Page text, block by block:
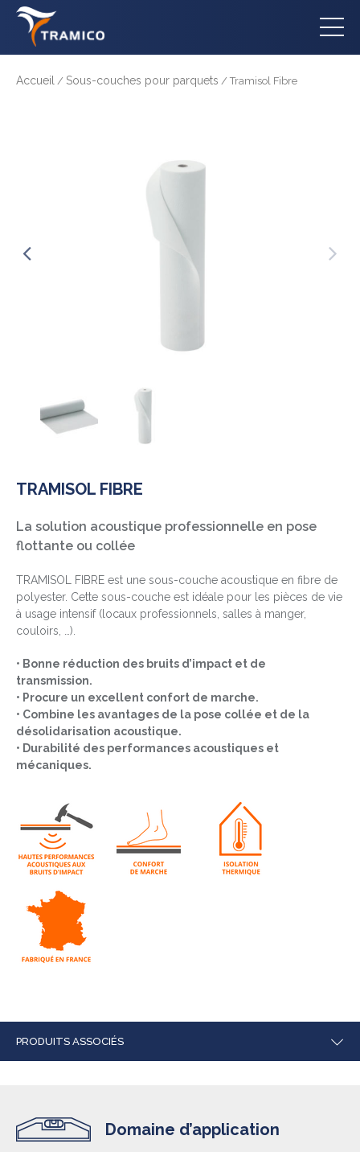
Accueil / Sous-couches pour parquets / Tramisol Fibre
TRAMISOL FIBRE
La solution acoustique professionnelle en pose
flottante ou collée
TRAMISOL FIBRE est une sous-couche acoustique en fibre de
polyester. Cette sous-couche est idéale pour les pièces de vie
à usage intensif (locaux professionnels, salles à manger,
couloirs, …).
• Bonne réduction des bruits d’impact et de
transmission.
• Procure un excellent confort de marche.
• Combine les avantages de la pose collée et de la
désolidarisation acoustique.
• Durabilité des performances acoustiques et
mécaniques.
PRODUITS ASSOCIÉS
Domaine d’application